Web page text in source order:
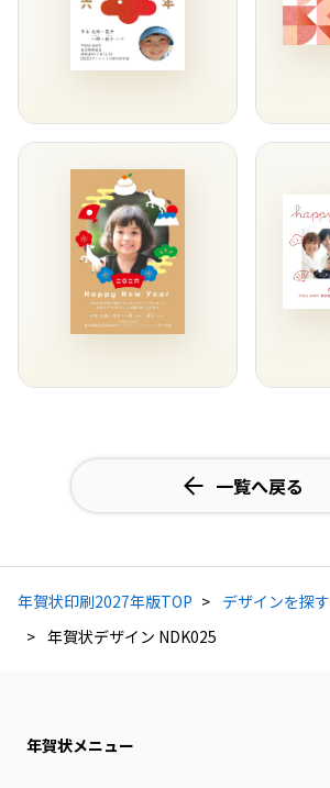
一覧へ戻る
年賀状印刷2027年版TOP
デザインを探す
年賀状デザイン NDK025
年賀状メニュー